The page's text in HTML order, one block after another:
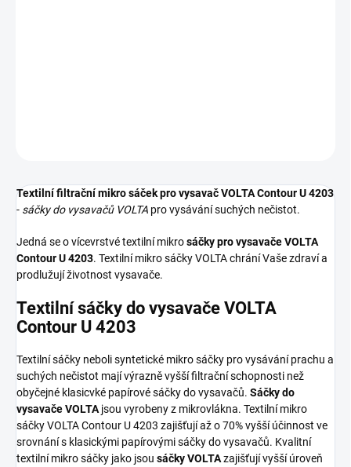
Textilní filtrační mikro sáček pro vysavač VOLTA Contour U 4203
- sáčky do vysavačů VOLTA pro vysávání suchých nečistot.
Jedná se o vícevrstvé textilní mikrosáčky pro vysavače VOLTA
Contour U 4203. Textilní mikro sáčky VOLTA chrání Vaše zdraví a
prodlužují životnost vysavače.
Textilní sáčky do vysavače VOLTA
Contour U 4203
Textilní sáčky neboli syntetické mikro sáčky pro vysávání prachu a
suchých nečistot mají výrazně vyšší filtrační schopnosti než
obyčejné klasicvké papírové sáčky do vysavačů. Sáčky do
vysavače VOLTA jsou vyrobeny z mikrovlákna. Textilní mikro
sáčky VOLTA Contour U 4203 zajišťují až o 70% vyšší účinnost ve
srovnání s klasickými papírovými sáčky do vysavačů. Kvalitní
textilní mikro sáčky jako jsou sáčky VOLTAzajišťují vyšší úroveň